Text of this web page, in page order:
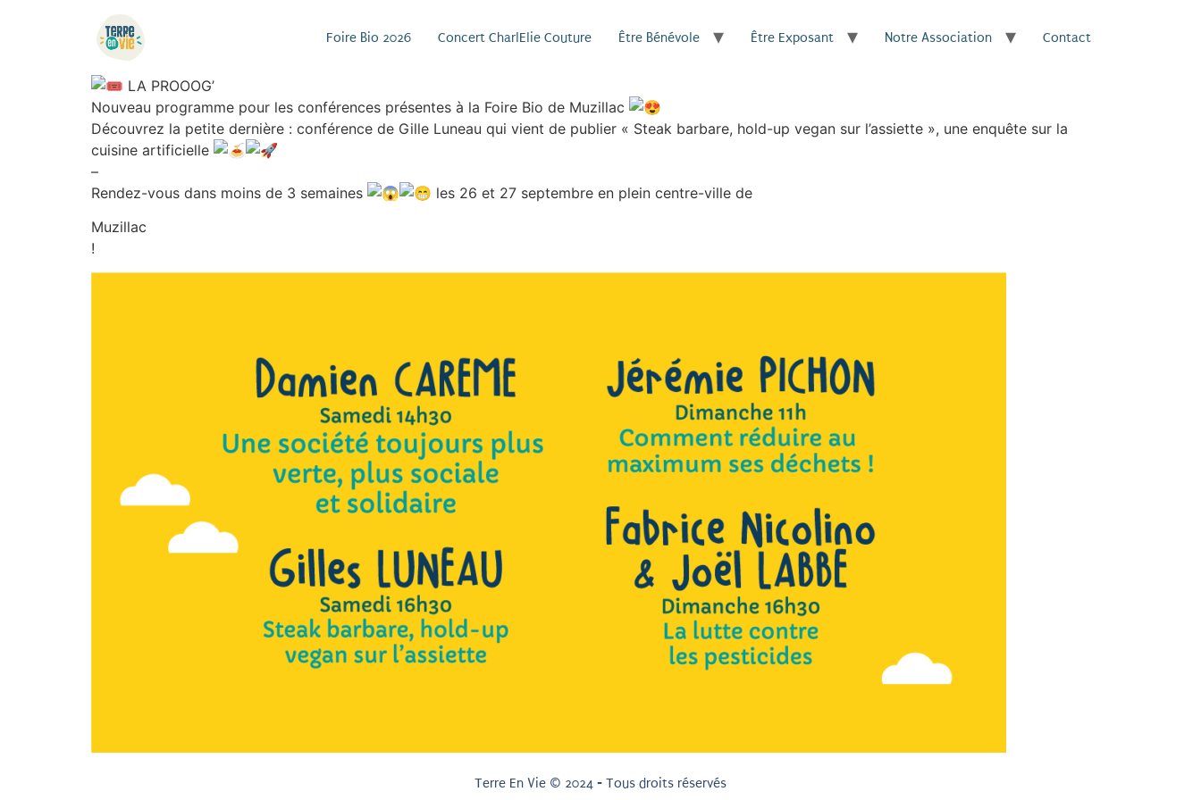
Foire Bio 2026 Concert CharlElie Couture Être Bénévole Être Exposant Notre Association Contact
LA PROOOG’
Nouveau programme pour les conférences présentes à la Foire Bio de Muzillac
Découvrez la petite dernière : conférence de Gille Luneau qui vient de publier « Steak barbare, hold-up vegan sur l’assiette », une enquête sur la
cuisine artificielle
–
Rendez-vous dans moins de 3 semaines
les 26 et 27 septembre en plein centre-ville de
Muzillac
!
Terre En Vie © 2024 - Tous droits réservés